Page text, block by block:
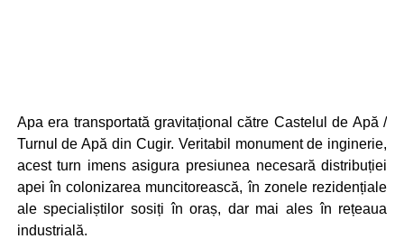
Apa era transportată gravitațional către Castelul de Apă /
Turnul de Apă din Cugir. Veritabil monument de inginerie,
acest turn imens asigura presiunea necesară distribuției
apei în colonizarea muncitorească, în zonele rezidențiale
ale specialiștilor sosiți în oraș, dar mai ales în rețeaua
industrială.